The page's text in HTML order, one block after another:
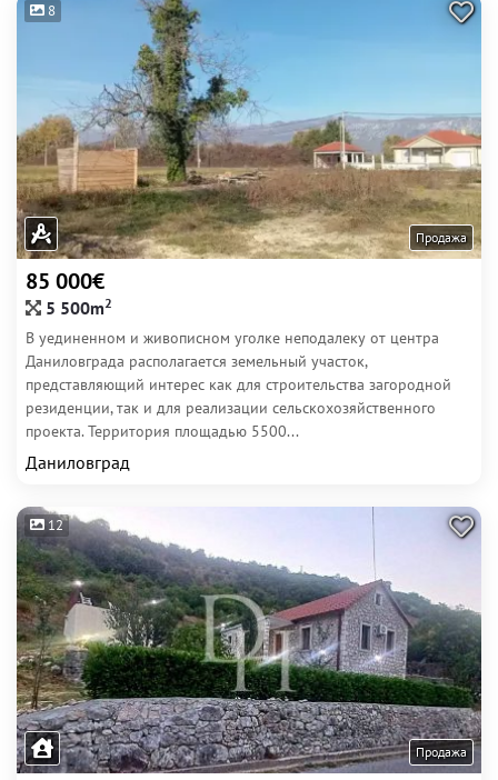
8
Продажа
85 000€
5 500m2
В уединенном и живописном уголке неподалеку от центра
Даниловграда располагается земельный участок,
представляющий интерес как для строительства загородной
резиденции, так и для реализации сельскохозяйственного
проекта. Территория площадью 5500...
Даниловград
12
Продажа